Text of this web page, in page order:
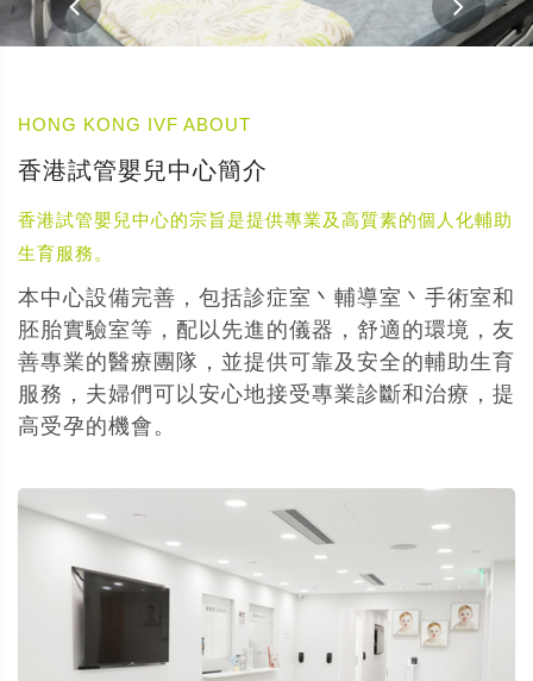
HONG KONG IVF ABOUT
香港試管嬰兒中心簡介
香港試管嬰兒中心的宗旨是提供專業及高質素的個人化輔助
生育服務。
本中心設備完善，包括診症室丶輔導室丶手術室和
胚胎實驗室等，配以先進的儀器，舒適的環境，友
善專業的醫療團隊，並提供可靠及安全的輔助生育
服務，夫婦們可以安心地接受專業診斷和治療，提
高受孕的機會。